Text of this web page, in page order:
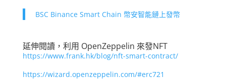
BSC Binance Smart Chain 幣安智能鏈上發幣
延伸閱讀，利用 OpenZeppelin 來發NFT
https://www.frank.hk/blog/nft-smart-contract/
https://wizard.openzeppelin.com/#erc721